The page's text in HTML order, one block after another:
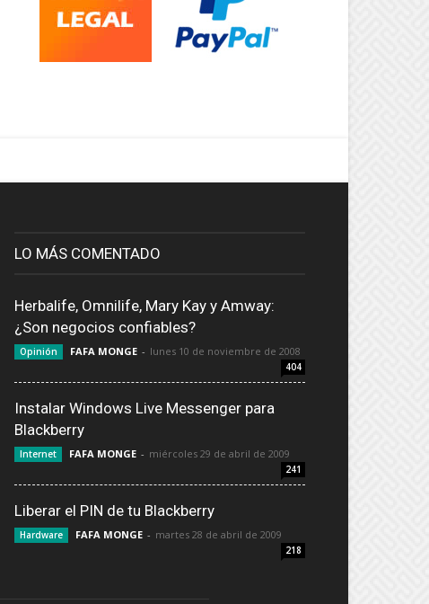
LO MÁS COMENTADO
Herbalife, Omnilife, Mary Kay y Amway:
¿Son negocios confiables?
Opinión FAFA MONGE - lunes 10 de noviembre de 2008
404
Instalar Windows Live Messenger para
Blackberry
Internet FAFA MONGE - miércoles 29 de abril de 2009
241
Liberar el PIN de tu Blackberry
Hardware FAFA MONGE - martes 28 de abril de 2009
218